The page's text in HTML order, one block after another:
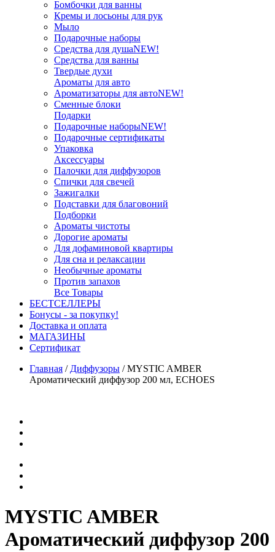
Бомбочки для ванны
Кремы и лосьоны для рук
Мыло
Подарочные наборы
Средства для душаNEW!
Средства для ванны
Твердые духи
Ароматы для авто
Ароматизаторы для автоNEW!
Сменные блоки
Подарки
Подарочные наборыNEW!
Подарочные сертификаты
Упаковка
Аксессуары
Палочки для диффузоров
Спички для свечей
Зажигалки
Подставки для благовоний
Подборки
Ароматы чистоты
Дорогие ароматы
Для дофаминовой квартиры
Для сна и релаксации
Необычные ароматы
Против запахов
Все Товары
БЕСТСЕЛЛЕРЫ
Бонусы - за покупку!
Доставка и оплата
МАГАЗИНЫ
Cертификат
Главная / Диффузоры /MYSTIC AMBER
Ароматический диффузор 200 мл, ECHOES
MYSTIC AMBER
Ароматический диффузор 200